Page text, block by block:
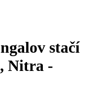
stačí
Nitra -